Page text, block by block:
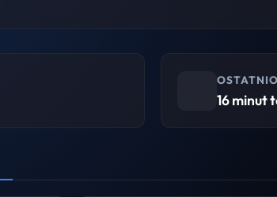
16 minut